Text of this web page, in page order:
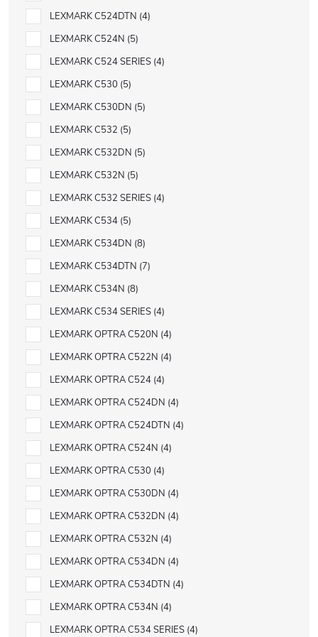
LEXMARK C524DTN 4
LEXMARK C524N 5
LEXMARK C524 SERIES 4
LEXMARK C530 5
LEXMARK C530DN 5
LEXMARK C532 5
LEXMARK C532DN 5
LEXMARK C532N 5
LEXMARK C532 SERIES 4
LEXMARK C534 5
LEXMARK C534DN 8
LEXMARK C534DTN 7
LEXMARK C534N 8
LEXMARK C534 SERIES 4
LEXMARK OPTRA C520N 4
LEXMARK OPTRA C522N 4
LEXMARK OPTRA C524 4
LEXMARK OPTRA C524DN 4
LEXMARK OPTRA C524DTN 4
LEXMARK OPTRA C524N 4
LEXMARK OPTRA C530 4
LEXMARK OPTRA C530DN 4
LEXMARK OPTRA C532DN 4
LEXMARK OPTRA C532N 4
LEXMARK OPTRA C534DN 4
LEXMARK OPTRA C534DTN 4
LEXMARK OPTRA C534N 4
LEXMARK OPTRA C534 SERIES 4